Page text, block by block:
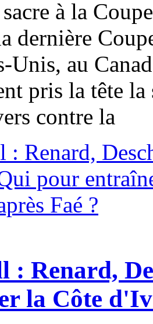
à la
dernière
Unis, au
pris la tête
contre la
: Renard,
la Côte